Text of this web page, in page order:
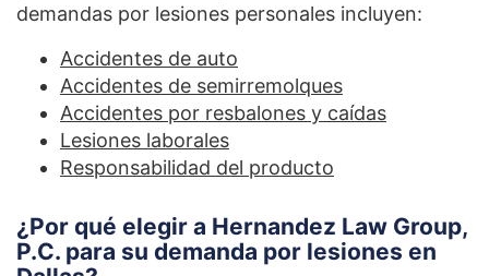
demandas por lesiones personales incluyen:
Accidentes de auto
Accidentes de semirremolques
Accidentes por resbalones y caídas
Lesiones laborales
Responsabilidad del producto
¿Por qué elegir a Hernandez Law Group,
P.C. para su demanda por lesiones en